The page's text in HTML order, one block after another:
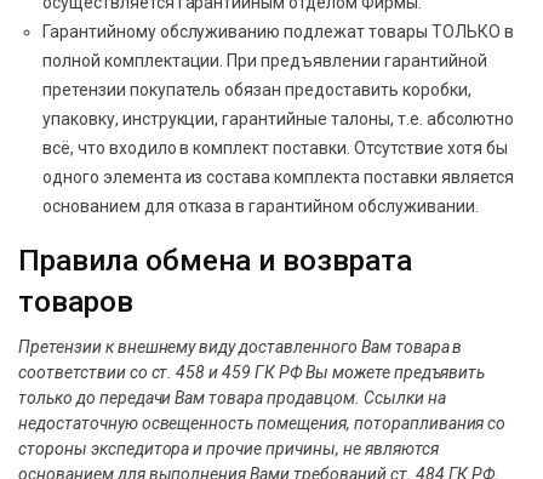
Гарантийному обслуживанию подлежат товары ТОЛЬКО в
полной комплектации. При предъявлении гарантийной
претензии покупатель обязан предоставить коробки,
упаковку, инструкции, гарантийные талоны, т.е. абсолютно
всё, что входило в комплект поставки. Отсутствие хотя бы
одного элемента из состава комплекта поставки является
основанием для отказа в гарантийном обслуживании.
Правила обмена и возврата
товаров
Претензии к внешнему виду доставленного Вам товара в
соответствии со ст. 458 и 459 ГК РФ Вы можете предъявить
только до передачи Вам товара продавцом. Ссылки на
недостаточную освещенность помещения, поторапливания со
стороны экспедитора и прочие причины, не являются
основанием для выполнения Вами требований ст. 484 ГК РФ.